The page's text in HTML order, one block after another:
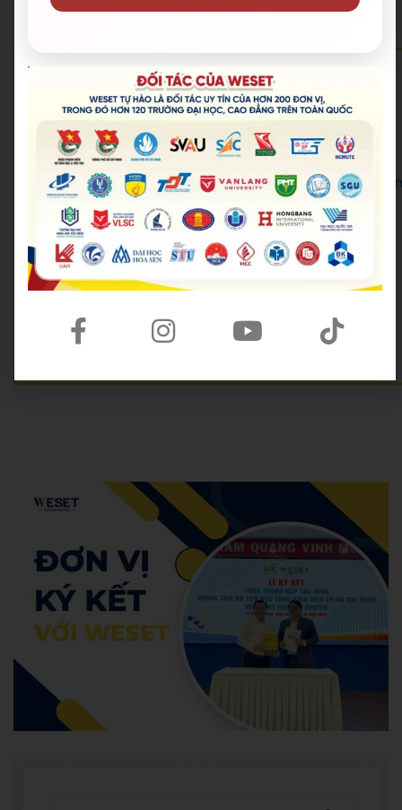
dụng tiếng Anh phục vụ cho nhu cầu học tập và làm
việc của mình.
WESET English Center là đối tác của
Đoàn Thanh niên Bộ Giáo dục và Đào tạo,
Thành Đoàn – Hội Sinh viên Việt Nam TP.HCM,
Trung tâm Hỗ trợ Học sinh, sinh viên TP.HCM, hơn
120 trườngĐại học – Cao đẳng trên toàn quốc và
UniMedia – đơn vị tổ chức Hoa hậu Hoàn vũ Việt
🟡 Hotline:028 38 38 38 77
🟡 Email:support@weset.edu.vn
🟡 Website:
🟡 Lịch khai giảng mới nhất:
🟡 Đặt lịch tư vấn miễn phí:
Đăng ký kiểm tra năng lực miễn phí